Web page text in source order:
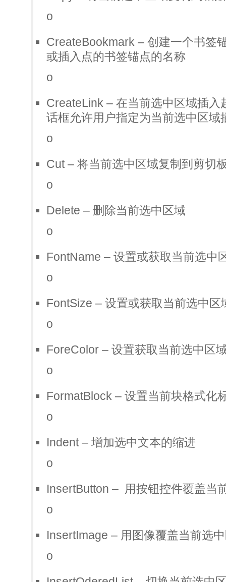
o
CreateBookmark – 创建一个书签
或插入点的书签锚点的名称
o
CreateLink – 在当前选中区域插入
话框允许用户指定为当前选中区域
o
Cut – 将当前选中区域复制到剪切
o
Delete – 删除当前选中区域
o
FontName – 设置或获取当前选中
o
FontSize – 设置或获取当前选中区
o
ForeColor – 设置获取当前选中区
o
FormatBlock – 设置当前块格式化
o
Indent – 增加选中文本的缩进
o
InsertButton – 用按钮控件覆盖当
o
InsertImage – 用图像覆盖当前选
o